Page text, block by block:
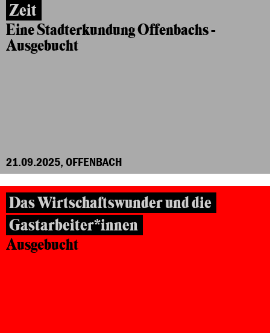
Zeit
Eine Stadterkundung Offenbachs -
Ausgebucht
21.09.2025, OFFENBACH
Das Wirtschaftswunder und die
Gastarbeiter*innen
Ausgebucht